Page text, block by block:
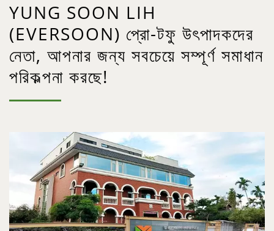
YUNG SOON LIH
(EVERSOON) প্রো-টফু উৎপাদকদের
নেতা, আপনার জন্য সবচেয়ে সম্পূর্ণ সমাধান
পরিকল্পনা করছে!